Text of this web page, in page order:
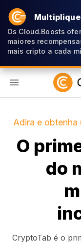
Os Cloud.Boosts
maiores
mais cripto a cada
Adira e obtenha
O
do
CryptoTab é o